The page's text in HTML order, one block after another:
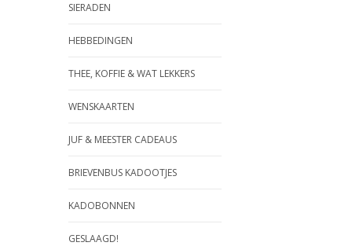
SIERADEN
HEBBEDINGEN
THEE, KOFFIE & WAT LEKKERS
WENSKAARTEN
JUF & MEESTER CADEAUS
BRIEVENBUS KADOOTJES
KADOBONNEN
GESLAAGD!